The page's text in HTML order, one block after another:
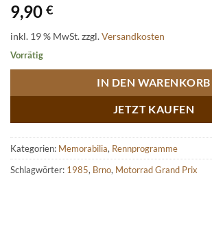
9,90 €
inkl. 19 % MwSt.zzgl.Versandkosten
Vorrätig
IN DEN WARENKORB
JETZT KAUFEN
Kategorien: Memorabilia, Rennprogramme
Schlagwörter: 1985, Brno, Motorrad Grand Prix